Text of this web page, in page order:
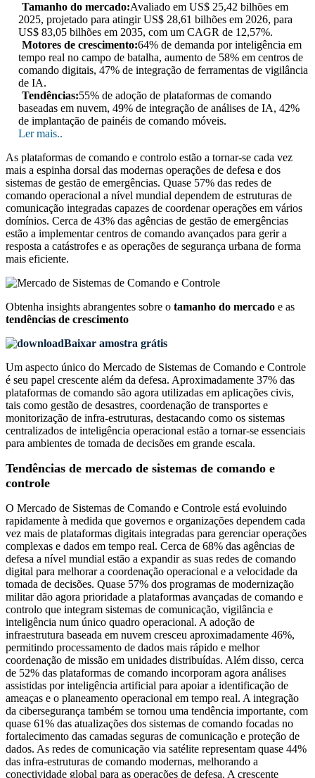
Tamanho do mercado:Avaliado em US$ 25,42 bilhões em
2025, projetado para atingir US$ 28,61 bilhões em 2026, para
US$ 83,05 bilhões em 2035, com um CAGR de 12,57%.
Motores de crescimento:64% de demanda por inteligência em
tempo real no campo de batalha, aumento de 58% em centros de
comando digitais, 47% de integração de ferramentas de vigilância
de IA.
Tendências:55% de adoção de plataformas de comando
baseadas em nuvem, 49% de integração de análises de IA, 42%
de implantação de painéis de comando móveis.
Ler mais..
As plataformas de comando e controlo estão a tornar-se cada vez
mais a espinha dorsal das modernas operações de defesa e dos
sistemas de gestão de emergências. Quase 57% das redes de
comando operacional a nível mundial dependem de estruturas de
comunicação integradas capazes de coordenar operações em vários
domínios. Cerca de 43% das agências de gestão de emergências
estão a implementar centros de comando avançados para gerir a
resposta a catástrofes e as operações de segurança urbana de forma
mais eficiente.
Obtenha insights abrangentes sobre o tamanho do mercado e as
tendências de crescimento
Baixar amostra grátis
Um aspecto único do Mercado de Sistemas de Comando e Controle
é seu papel crescente além da defesa. Aproximadamente 37% das
plataformas de comando são agora utilizadas em aplicações civis,
tais como gestão de desastres, coordenação de transportes e
monitorização de infra-estruturas, destacando como os sistemas
centralizados de inteligência operacional estão a tornar-se essenciais
para ambientes de tomada de decisões em grande escala.
Tendências de mercado de sistemas de comando e
controle
O Mercado de Sistemas de Comando e Controle está evoluindo
rapidamente à medida que governos e organizações dependem cada
vez mais de plataformas digitais integradas para gerenciar operações
complexas e dados em tempo real. Cerca de 68% das agências de
defesa a nível mundial estão a expandir as suas redes de comando
digital para melhorar a coordenação operacional e a velocidade da
tomada de decisões. Quase 57% dos programas de modernização
militar dão agora prioridade a plataformas avançadas de comando e
controlo que integram sistemas de comunicação, vigilância e
inteligência num único quadro operacional. A adoção de
infraestrutura baseada em nuvem cresceu aproximadamente 46%,
permitindo processamento de dados mais rápido e melhor
coordenação de missão em unidades distribuídas. Além disso, cerca
de 52% das plataformas de comando incorporam agora análises
assistidas por inteligência artificial para apoiar a identificação de
ameaças e o planeamento operacional em tempo real. A integração
da cibersegurança também se tornou uma tendência importante, com
quase 61% das atualizações dos sistemas de comando focadas no
fortalecimento das camadas seguras de comunicação e proteção de
dados. As redes de comunicação via satélite representam quase 44%
das infra-estruturas de comando modernas, melhorando a
conectividade global para as operações de defesa. A crescente